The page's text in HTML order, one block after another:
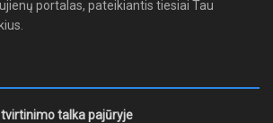
portalas, pateikiantis tiesiai Tau
tvirtinimo talka pajūryje